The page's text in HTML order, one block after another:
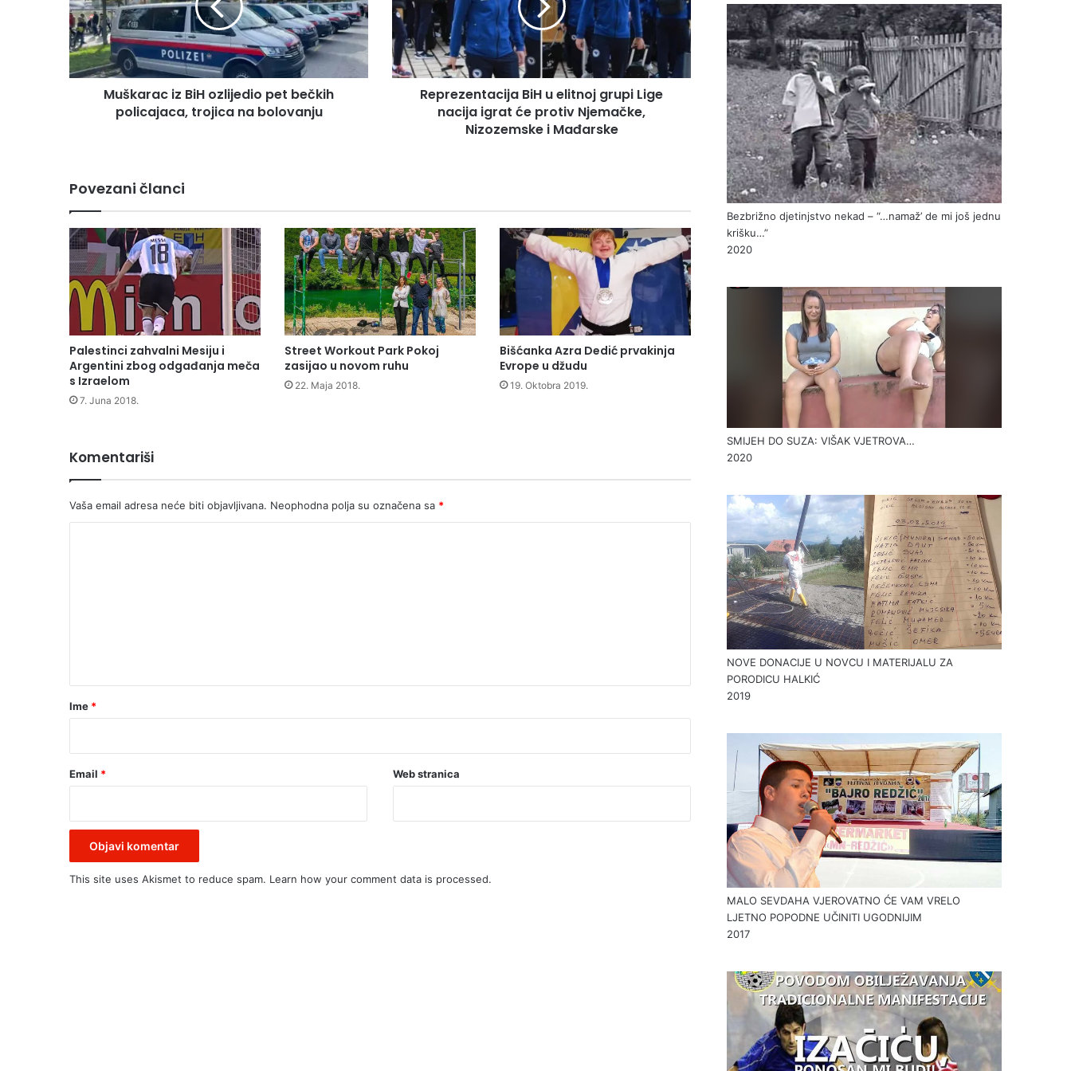
pet
bečkih
policajaca,
trojica
na
bolovanjuMuškarac iz BiH ozlijedio pet bečkih
policajaca, trojica na bolovanju
grupi
Lige
nacija
igrat
će
Njemačke,
Reprezentacija BiH u elitnoj grupi Lige
nacija igrat će protiv Njemačke,
Nizozemske i Mađarske
Povezani članci
Palestinci zahvalni Mesiju i
Argentini zbog odgađanja meča
s Izraelom
7. Juna 2018.
Street Workout Park Pokoj
zasijao u novom ruhu
22. Maja 2018.
Bišćanka Azra Dedić prvakinja
Evrope u džudu
19. Oktobra 2019.
Komentariši
Vaša email adresa neće biti objavljivana. Neophodna polja su označena sa *
r
Ime *
Email * Web stranica
This site uses Akismet to reduce spam. Learn how your comment data is processed.
Bezbrižno djetinjstvo nekad – “…namaž’ de mi još jednu
krišku…”
2020
SMIJEH DO SUZA: VIŠAK VJETROVA…
2020
NOVE DONACIJE U NOVCU I MATERIJALU ZA
PORODICU HALKIĆ
2019
MALO SEVDAHA VJEROVATNO ĆE VAM VRELO
LJETNO POPODNE UČINITI UGODNIJIM
2017